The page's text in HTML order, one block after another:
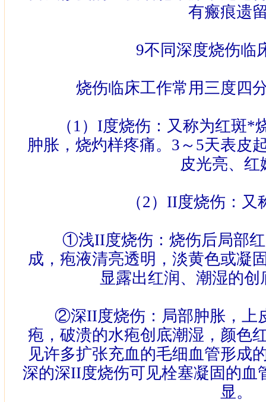
有瘢痕遗
9不同深度烧伤临
烧伤临床工作常用三度四分
（ 1 ） I度烧伤：又称为红斑*
肿胀，烧灼样疼痛。 3 ～ 5天表皮
皮光亮、红
（2 ） II度烧伤：又
①浅II度烧伤：烧伤后局部
成，疱液清亮透明，淡黄色或凝
显露出红润、潮湿的
②深II度烧伤：局部肿胀，上
疱，破溃的水疱创底潮湿，颜色
见许多扩张充血的毛细血管形成
深的深II度烧伤可见栓塞凝固的血
显。